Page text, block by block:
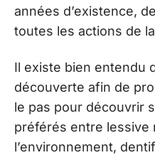
années d’existence,
toutes les actions de
Il existe bien entendu
découverte afin de
le pas pour découvrir
préférés entre lessive
l’environnement,